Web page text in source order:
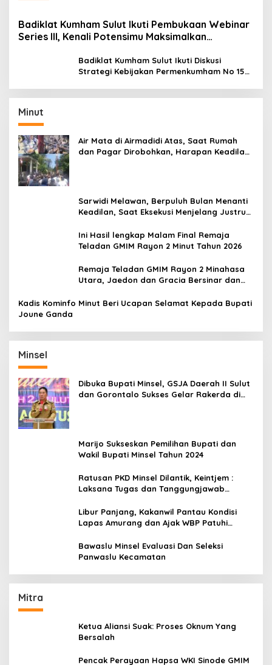
Badiklat Kumham Sulut Ikuti Pembukaan Webinar
Series III, Kenali Potensimu Maksimalkan
Badiklat Kumham Sulut Ikuti Diskusi
Strategi Kebijakan Permenkumham No 15
Minut
Air Mata di Airmadidi Atas, Saat Rumah
dan Pagar Dirobohkan, Harapan Keadilan
Sarwidi Melawan, Berpuluh Bulan Menanti
Keadilan, Saat Eksekusi Menjelang Justru
Ini Hasil lengkap Malam Final Remaja
Teladan GMIM Rayon 2 Minut Tahun 2026
Remaja Teladan GMIM Rayon 2 Minahasa
Utara, Jaedon dan Gracia Bersinar dan
Kadis Kominfo Minut Beri Ucapan Selamat Kepada Bupati
Joune Ganda
Minsel
Dibuka Bupati Minsel, GSJA Daerah II Sulut
dan Gorontalo Sukses Gelar Rakerda di
Marijo Sukseskan Pemilihan Bupati dan
Wakil Bupati Minsel Tahun 2024
Ratusan PKD Minsel Dilantik, Keintjem :
Laksana Tugas dan Tanggungjawab
Libur Panjang, Kakanwil Pantau Kondisi
Lapas Amurang dan Ajak WBP Patuhi
Bawaslu Minsel Evaluasi Dan Seleksi
Panwaslu Kecamatan
Mitra
Ketua Aliansi Suak: Proses Oknum Yang
Bersalah
Pencak Perayaan Hapsa WKI Sinode GMIM